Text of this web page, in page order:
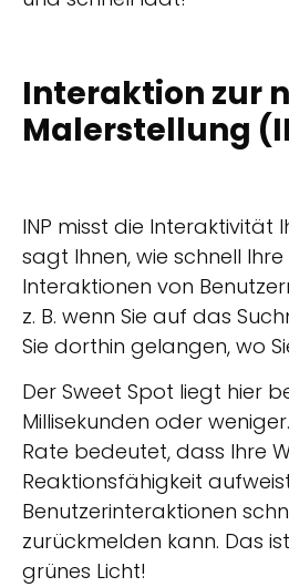
Interaktion zur
Malerstellung
INP misst die Interaktivität
sagt Ihnen, wie schnell
Interaktionen von
z. B. wenn Sie auf das
Sie dorthin gelangen, wo
Der Sweet Spot liegt hier
Millisekunden oder
Rate bedeutet, dass Ihre
Reaktionsfähigkeit
Benutzerinteraktionen
zurückmelden kann. Das
grünes Licht!